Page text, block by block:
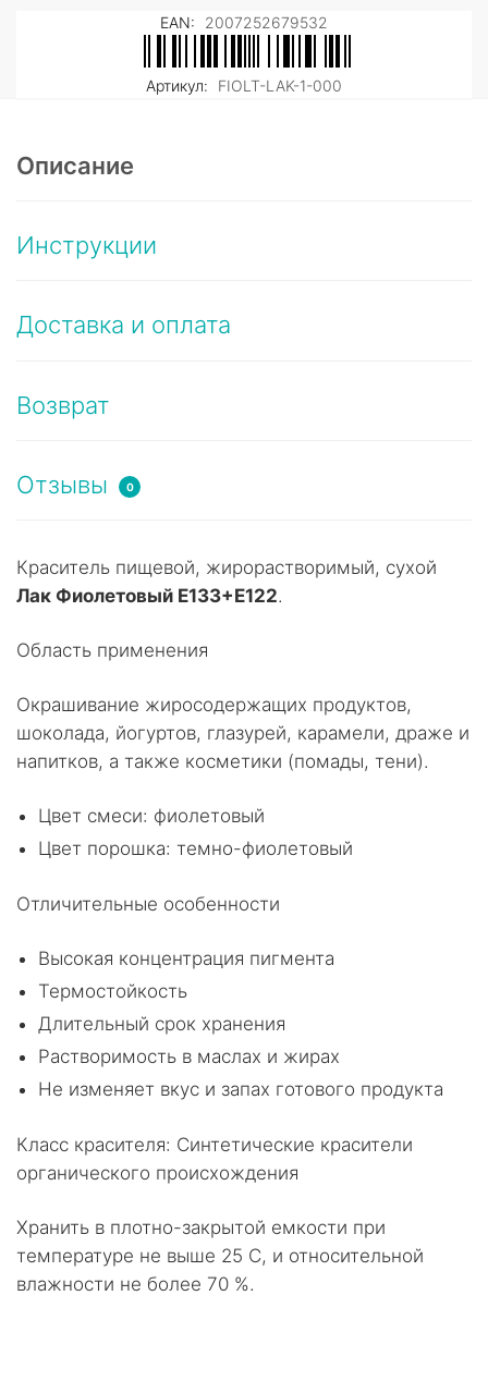
EAN: 2007252679532
Артикул: FIOLT-LAK-1-000
Описание
Инструкции
Доставка и оплата
Возврат
Отзывы 0
Краситель пищевой, жирорастворимый, сухой
Лак Фиолетовый Е133+E122.
Область применения
Окрашивание жиросодержащих продуктов,
шоколада, йогуртов, глазурей, карамели, драже и
напитков, а также косметики (помады, тени).
Цвет смеси: фиолетовый
Цвет порошка: темно-фиолетовый
Отличительные особенности
Высокая концентрация пигмента
Термостойкость
Длительный срок хранения
Растворимость в маслах и жирах
Не изменяет вкус и запах готового продукта
Класс красителя: Синтетические красители
органического происхождения
Хранить в плотно-закрытой емкости при
температуре не выше 25 С, и относительной
влажности не более 70 %.